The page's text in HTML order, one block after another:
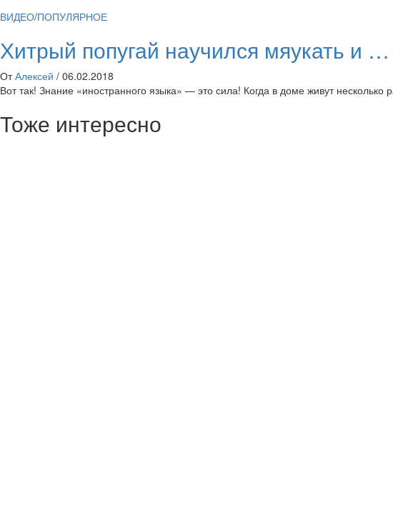
ВИДЕО/ПОПУЛЯРНОЕ
Хитрый попугай научился мяукать и
От Алексей / 06.02.2018
Вот так! Знание «иностранного языка» — это сила! Когда в доме живут несколько
Тоже интересно